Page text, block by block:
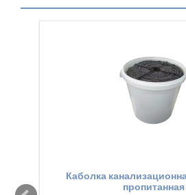
Каболка
пропитанная